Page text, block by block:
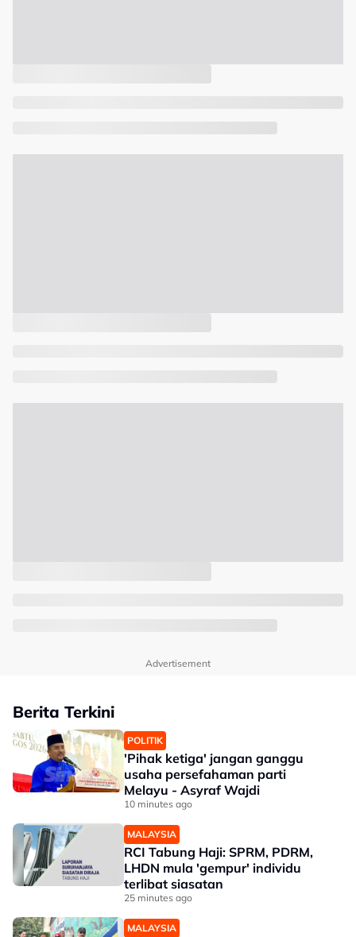
Advertisement
Berita Terkini
POLITIK
'Pihak ketiga' jangan ganggu
usaha persefahaman parti
Melayu - Asyraf Wajdi
10 minutes ago
MALAYSIA
RCI Tabung Haji: SPRM, PDRM,
LHDN mula 'gempur' individu
terlibat siasatan
25 minutes ago
MALAYSIA